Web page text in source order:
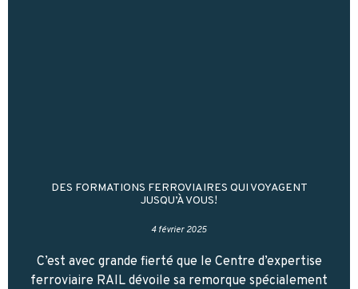
DES FORMATIONS FERROVIAIRES QUI VOYAGENT
JUSQU’À VOUS!
4 février 2025
C’est avec grande fierté que le Centre d’expertise
ferroviaire RAIL dévoile sa remorque spécialement